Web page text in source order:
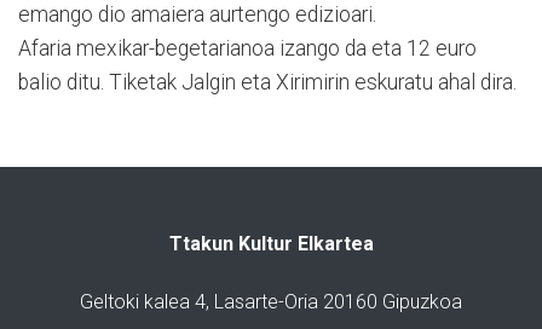
emango dio amaiera aurtengo edizioari.
Afaria mexikar-begetarianoa izango da eta 12 euro
balio ditu. Tiketak Jalgin eta Xirimirin eskuratu ahal dira.
Ttakun Kultur Elkartea
Geltoki kalea 4, Lasarte-Oria 20160 Gipuzkoa